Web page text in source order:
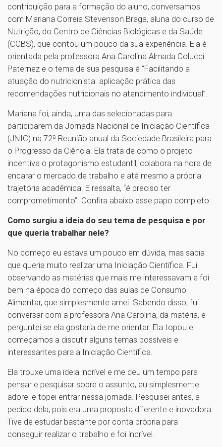
contribuição para a formação do aluno, conversamos
com Mariana Correia Stevenson Braga, aluna do curso de
Nutrição, do Centro de Ciências Biológicas e da Saúde
(CCBS), que contou um pouco da sua experiência. Ela é
orientada pela professora Ana Carolina Almada Colucci
Paternez e o tema de sua pesquisa é “Facilitando a
atuação do nutricionista: aplicação prática das
recomendações nutricionais no atendimento individual”.
Mariana foi, ainda, uma das selecionadas para
participarem da Jornada Nacional de Iniciação Científica
(JNIC) na 72ª Reunião anual da Sociedade Brasileira para
o Progresso da Ciência. Ela trata de como o projeto
incentiva o protagonismo estudantil, colabora na hora de
encarar o mercado de trabalho e até mesmo a própria
trajetória acadêmica. E ressalta, “é preciso ter
comprometimento”. Confira abaixo esse papo completo:
Como surgiu a ideia do seu tema de pesquisa e por
que queria trabalhar nele?
No começo eu estava um pouco em dúvida, mas sabia
que queria muito realizar uma Iniciação Científica. Fui
observando as matérias que mais me interessavam e foi
bem na época do começo das aulas de Consumo
Alimentar, que simplesmente amei. Sabendo disso, fui
conversar com a professora Ana Carolina, da matéria, e
perguntei se ela gostaria de me orientar. Ela topou e
começamos a discutir alguns temas possíveis e
interessantes para a Iniciação Científica.
Ela trouxe uma ideia incrível e me deu um tempo para
pensar e pesquisar sobre o assunto, eu simplesmente
adorei e topei entrar nessa jornada. Pesquisei antes, a
pedido dela, pois era uma proposta diferente e inovadora.
Tive de estudar bastante por conta própria para
conseguir realizar o trabalho e foi incrível.